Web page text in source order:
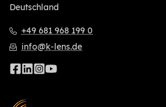
Deutschland
+49 681 968 199 0
info@k-lens.de